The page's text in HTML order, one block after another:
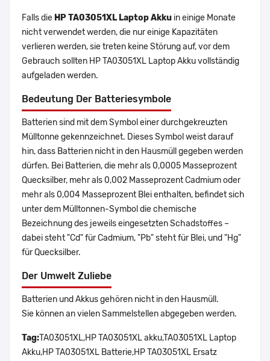
Falls die HP TA03051XL Laptop Akku in einige Monate
nicht verwendet werden, die nur einige Kapazitäten
verlieren werden, sie treten keine Störung auf, vor dem
Gebrauch sollten HP TA03051XL Laptop Akku vollständig
aufgeladen werden.
Bedeutung Der Batteriesymbole
Batterien sind mit dem Symbol einer durchgekreuzten
Mülltonne gekennzeichnet. Dieses Symbol weist darauf
hin, dass Batterien nicht in den Hausmüll gegeben werden
dürfen. Bei Batterien, die mehr als 0,0005 Masseprozent
Quecksilber, mehr als 0,002 Masseprozent Cadmium oder
mehr als 0,004 Masseprozent Blei enthalten, befindet sich
unter dem Mülltonnen-Symbol die chemische
Bezeichnung des jeweils eingesetzten Schadstoffes –
dabei steht "Cd" für Cadmium, "Pb" steht für Blei, und "Hg"
für Quecksilber.
Der Umwelt Zuliebe
Batterien und Akkus gehören nicht in den Hausmüll.
Sie können an vielen Sammelstellen abgegeben werden.
Tag:TA03051XL,HP TA03051XL akku,TA03051XL Laptop
Akku,HP TA03051XL Batterie,HP TA03051XL Ersatz